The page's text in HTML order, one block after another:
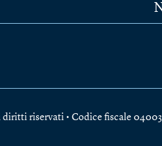
riservati • Codice fiscale